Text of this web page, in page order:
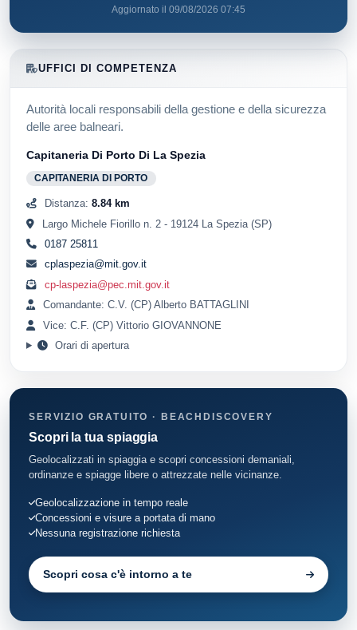
Aggiornato il 09/08/2026 07:45
UFFICI DI COMPETENZA
Autorità locali responsabili della gestione e della sicurezza
delle aree balneari.
Capitaneria Di Porto Di La Spezia
CAPITANERIA DI PORTO
Distanza: 8.84 km
Largo Michele Fiorillo n. 2 - 19124 La Spezia (SP)
0187 25811
cplaspezia@mit.gov.it
cp-laspezia@pec.mit.gov.it
Comandante: C.V. (CP) Alberto BATTAGLINI
Vice: C.F. (CP) Vittorio GIOVANNONE
Orari di apertura
SERVIZIO GRATUITO · BEACHDISCOVERY
Scopri la tua spiaggia
Geolocalizzati in spiaggia e scopri concessioni demaniali,
ordinanze e spiagge libere o attrezzate nelle vicinanze.
Geolocalizzazione in tempo reale
Concessioni e visure a portata di mano
Nessuna registrazione richiesta
Scopri cosa c'è intorno a te